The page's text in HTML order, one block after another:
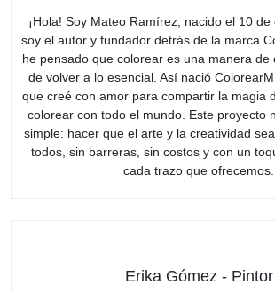
¡Hola! Soy Mateo Ramírez, nacido el 10
soy el autor y fundador detrás de la marca
he pensado que colorear es una manera de
de volver a lo esencial. Así nació
que creé con amor para compartir la magia
colorear con todo el mundo. Este proyecto
simple: hacer que el arte y la creatividad
todos, sin barreras, sin costos y con un
cada trazo que ofrecemos.
Erika Gómez - Pintor